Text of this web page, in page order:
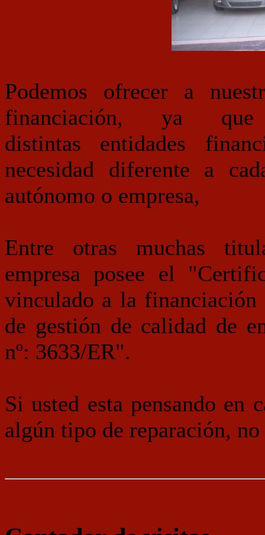
Podemos ofrecer a
financiación, ya
distintas entidades
necesidad diferente a
autónomo o empresa,
Entre otras muchas
empresa posee el
vinculado a la
de gestión de calidad de
nº: 3633/ER".
Si usted esta pensando en
algún tipo de reparación,